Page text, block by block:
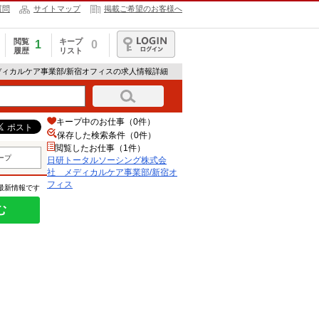
問 サイトマップ 掲載ご希望のお客様へ
閲覧
履歴
1
キープ
リスト
0
ログイン
カルケア事業部/新宿オフィスの求人情報詳細
プ
新情報です
キープ中のお仕事（0件）
保存した検索条件（0件）
閲覧したお仕事（1件）
日研トータルソーシング株式会
社 メディカルケア事業部/新宿オ
フィス